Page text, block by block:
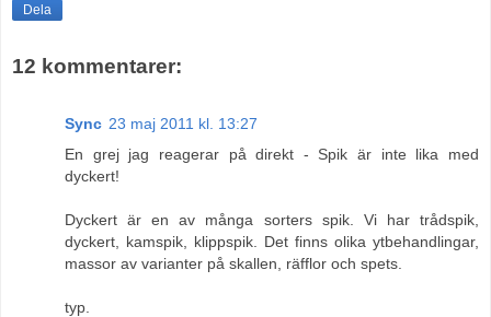
Dela
12 kommentarer:
Sync 23 maj 2011 kl. 13:27
En grej jag reagerar på direkt - Spik är inte lika med
dyckert!
Dyckert är en av många sorters spik. Vi har trådspik,
dyckert, kamspik, klippspik. Det finns olika ytbehandlingar,
massor av varianter på skallen, räfflor och spets.
typ.